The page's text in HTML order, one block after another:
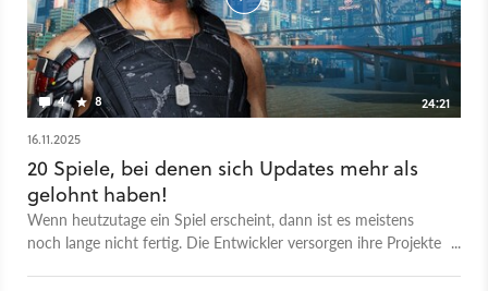
4 8
24:21
16.11.2025
20 Spiele, bei denen sich Updates mehr als
gelohnt haben!
Wenn heutzutage ein Spiel erscheint, dann ist es meistens
noch lange nicht fertig. Die Entwickler versorgen ihre Projekte